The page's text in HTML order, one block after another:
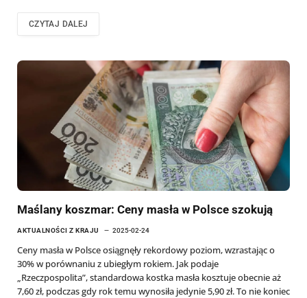
CZYTAJ DALEJ
Maślany koszmar: Ceny masła w Polsce szokują
AKTUALNOŚCI Z KRAJU 2025-02-24
Ceny masła w Polsce osiągnęły rekordowy poziom, wzrastając o
30% w porównaniu z ubiegłym rokiem. Jak podaje
„Rzeczpospolita”, standardowa kostka masła kosztuje obecnie aż
7,60 zł, podczas gdy rok temu wynosiła jedynie 5,90 zł. To nie koniec